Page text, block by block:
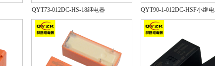
QYT73-012DC-HS-18继电器
QYT90-1-012DC-HSF小继电
器